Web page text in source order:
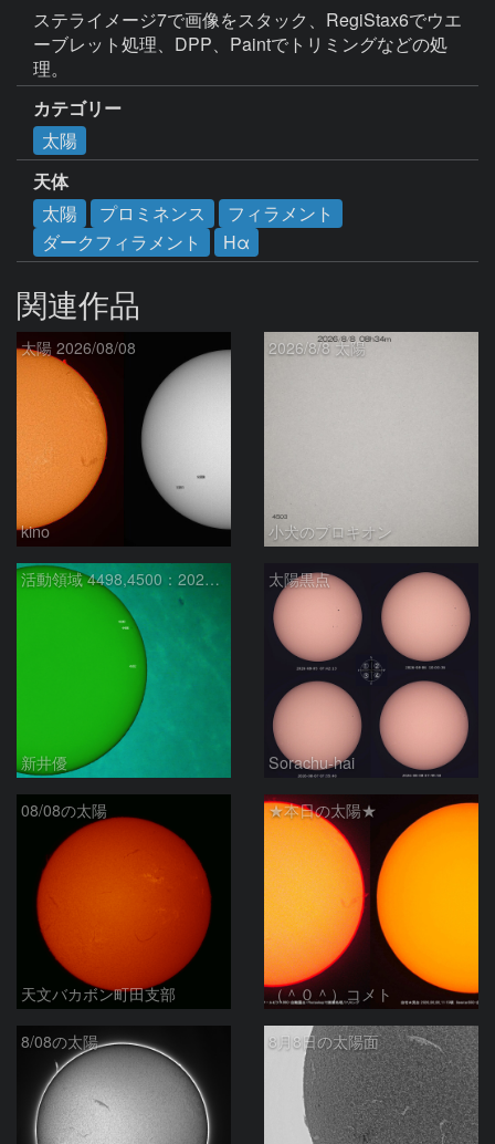
ステライメージ7で画像をスタック、RegiStax6でウエ
ーブレット処理、DPP、Paintでトリミングなどの処
理。
カテゴリー
太陽
天体
太陽
プロミネンス
フィラメント
ダークフィラメント
Hα
関連作品
太陽 2026/08/08
kino
2026/8/8 太陽
小犬のプロキオン
活動領域 4498,4500：2026/08/08
新井優
太陽黒点
Sorachu-hai
08/08の太陽
天文バカボン町田支部
★本日の太陽★
（＾０＾）コメト
8/08の太陽 8月8日の太陽面